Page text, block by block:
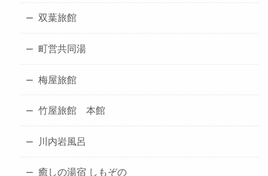
双葉旅館
町営共同湯
梅屋旅館
竹屋旅館 本館
川内岩風呂
癒しの湯宿 しもぞの